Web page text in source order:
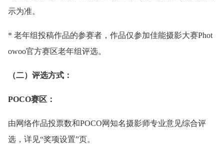
示为准。
* 老年组投稿作品的参赛者，作品仅参加佳能摄影大赛Phot
owoo官方赛区老年组评选。
（二）评选方式：
POCO赛区：
由网络作品投票数和POCO网知名摄影师专业意见综合评
选，详见“奖项设置”页。